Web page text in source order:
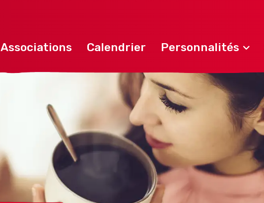
Associations Calendrier Personnalités